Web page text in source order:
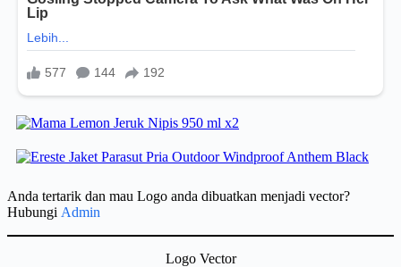
Anda tertarik dan mau Logo anda dibuatkan menjadi vector?
Hubungi Admin
Logo Vector